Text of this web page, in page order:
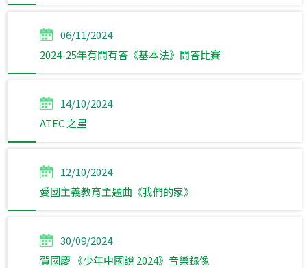
06/11/2024
2024-25年有問有答《基本法》問答比賽
14/10/2024
ATEC 之星
12/10/2024
愛國主義教育主題曲《我們的家》
30/09/2024
賀國慶 《少年中國說 2024》音樂錄像